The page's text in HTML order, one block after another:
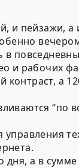
пейзажи, а
в
и рабочих
контраст, а
“по
управления
дня, а в